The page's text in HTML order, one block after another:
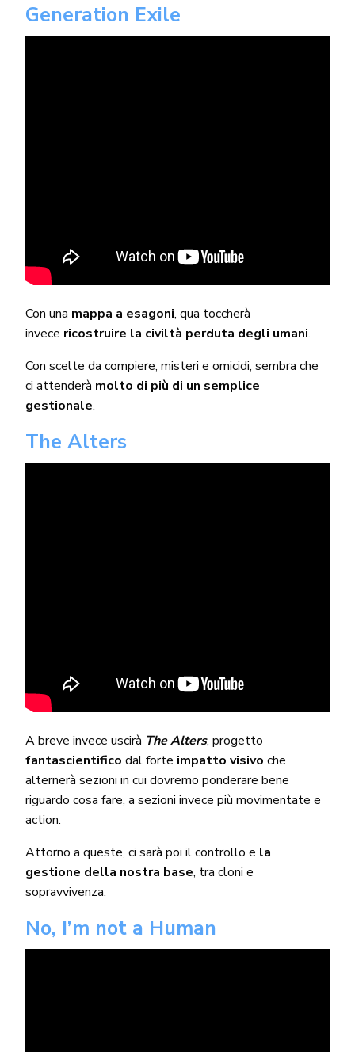
Generation Exile
Con una mappa a esagoni, qua toccherà
invece ricostruire la civiltà perduta degli umani.
Con scelte da compiere, misteri e omicidi, sembra che
ci attenderà molto di più di un semplice
gestionale.
The Alters
A breve invece uscirà TheAlters, progetto
fantascientifico dal forte impatto visivoche
alternerà sezioni in cui dovremo ponderare bene
riguardo cosa fare, a sezioni invece più movimentate e
action.
Attorno a queste, ci sarà poi il controllo e la
gestione della nostra base, tra cloni e
sopravvivenza.
No, I’m not a Human